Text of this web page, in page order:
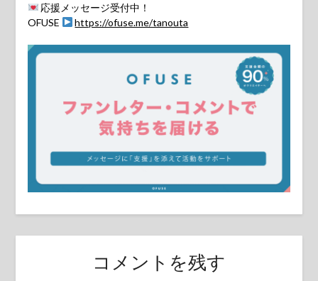
応援メッセージ受付中！
OFUSE
https://ofuse.me/tanouta
コメントを残す